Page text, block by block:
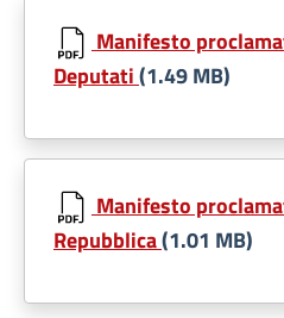
Manifesto
Deputati(1.49 MB)
Manifesto
Repubblica(1.01 MB)